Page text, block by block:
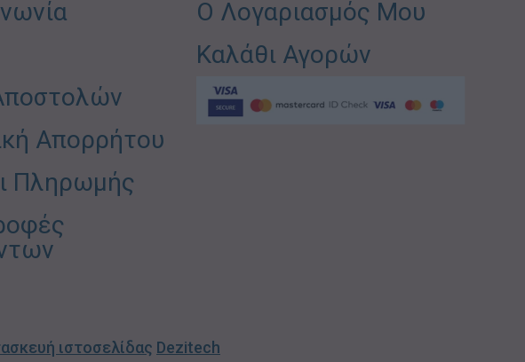
Απορρήτου
Πληρωμής
Ο Λογαριασμός Μου
Καλάθι Αγορών
ιστοσελίδας Dezitech